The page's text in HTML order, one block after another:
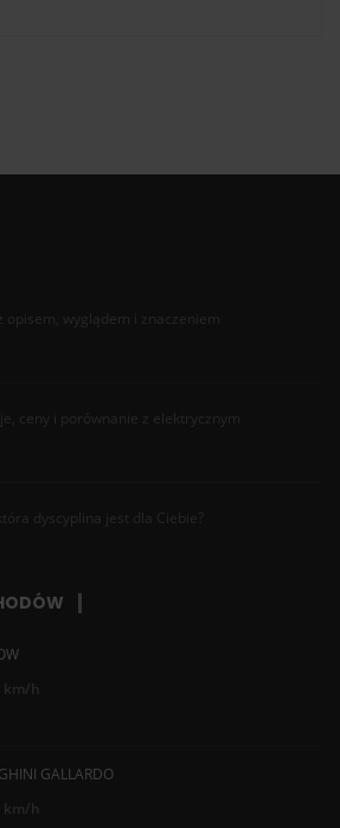
opisem, wyglądem i znaczeniem
ceny i porównanie z elektrycznym
dyscyplina jest dla Ciebie?
km/h
GALLARDO
km/h